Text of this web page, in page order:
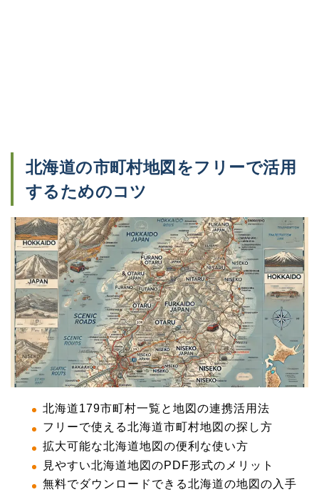
北海道の市町村地図をフリーで活用
するためのコツ
北海道179市町村一覧と地図の連携活用法
フリーで使える北海道市町村地図の探し方
拡大可能な北海道地図の便利な使い方
見やすい北海道地図のPDF形式のメリット
無料でダウンロードできる北海道の地図の入手